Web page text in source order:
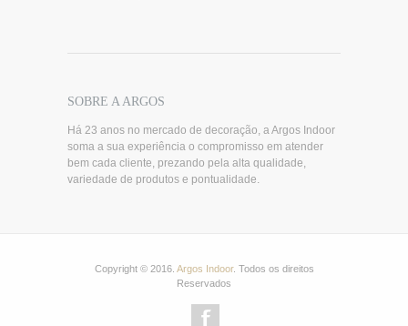
SOBRE A ARGOS
Há 23 anos no mercado de decoração, a Argos Indoor
soma a sua experiência o compromisso em atender
bem cada cliente, prezando pela alta qualidade,
variedade de produtos e pontualidade.
Copyright © 2016. Argos Indoor. Todos os direitos
Reservados